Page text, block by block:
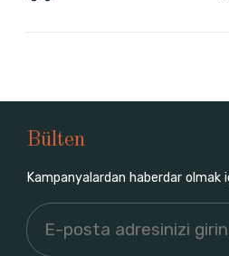
Bülten
Kampanyalardan haberdar olmak